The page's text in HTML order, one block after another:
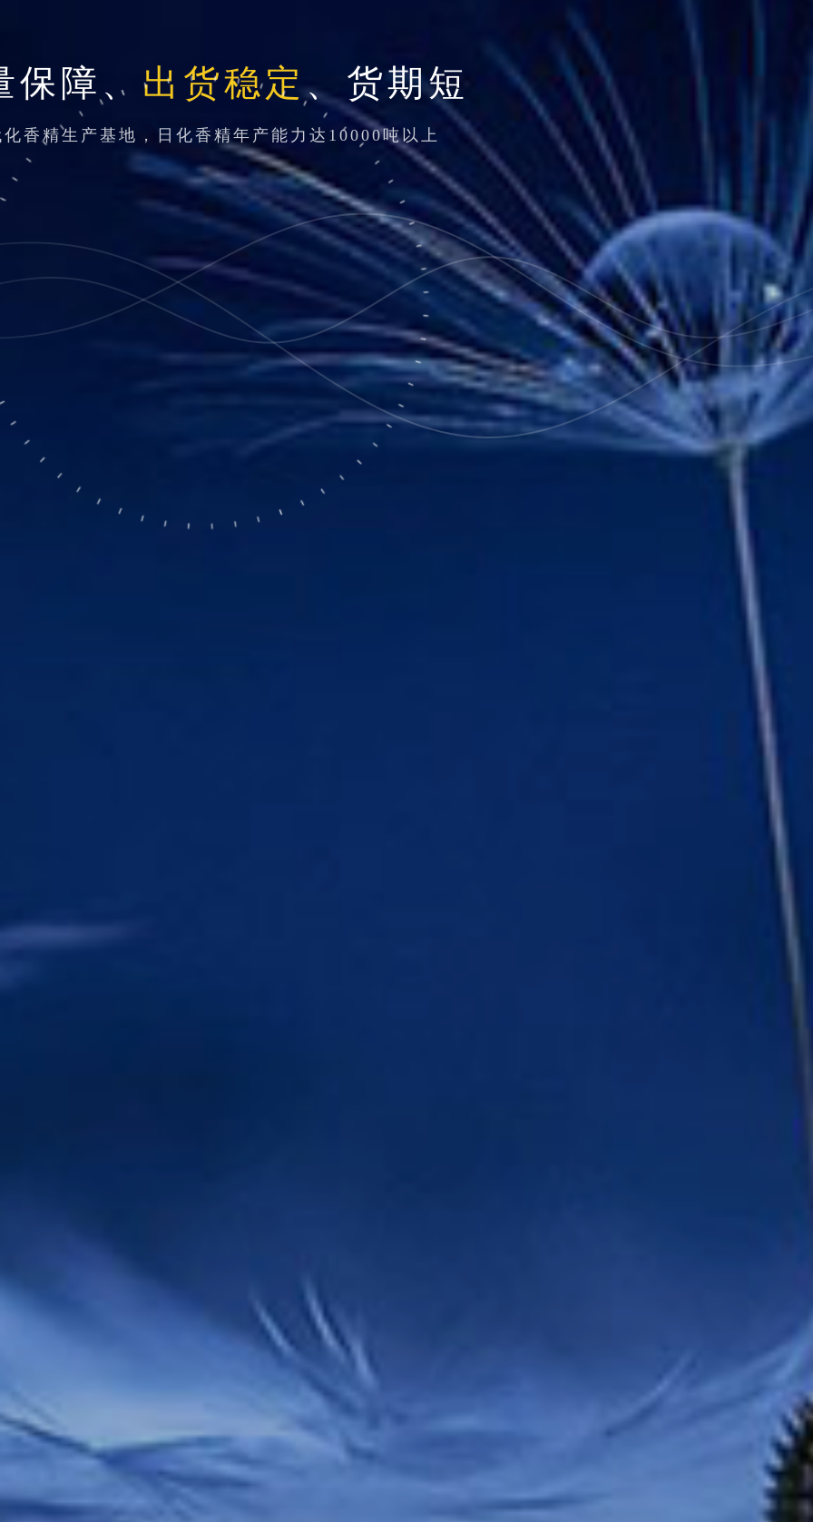
保障、 出货稳定、货期短
化香精生产基地，日化香精年产能力达10000吨以上